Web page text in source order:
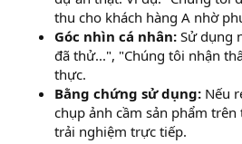
thu cho khách hàng A nhờ
Góc nhìn cá nhân: Sử dụng
đã thử...", "Chúng tôi nhận
thực.
Bằng chứng sử dụng: Nếu
chụp ảnh cầm sản phẩm
trải nghiệm trực tiếp.